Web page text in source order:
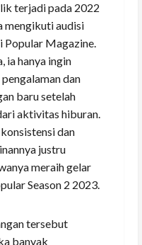
terjadi pada 2022
mengikuti audisi
Popular Magazine.
ia hanya ingin
dan
baru setelah
aktivitas hiburan.
dan
justru
meraih gelar
Season 2 2023.
tersebut
banyak